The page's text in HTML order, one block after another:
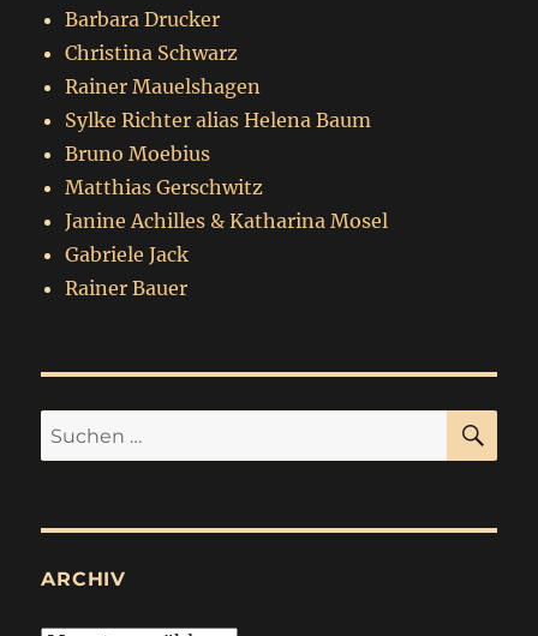
Barbara Drucker
Christina Schwarz
Rainer Mauelshagen
Sylke Richter alias Helena Baum
Bruno Moebius
Matthias Gerschwitz
Janine Achilles & Katharina Mosel
Gabriele Jack
Rainer Bauer
Suchen
nach:
ARCHIV